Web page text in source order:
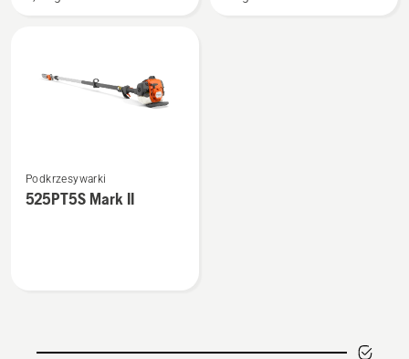
więcej
Podkrzesywarki
525PT5S Mark II